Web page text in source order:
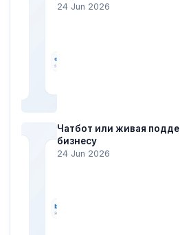
24 Jun 2026
Чатбот или живая
бизнесу
24 Jun 2026